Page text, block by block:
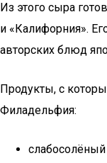
Из этого сыра
и «Калифорния».
авторских блюд
Продукты, с
Филадельфия:
слабосолёный